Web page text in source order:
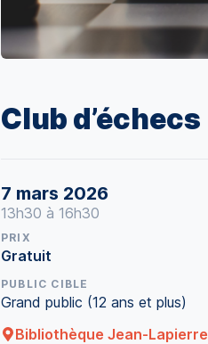
Club d’échecs
7 mars 2026
13h30 à 16h30
PRIX
Gratuit
PUBLIC CIBLE
Grand public (12 ans et plus)
Bibliothèque Jean-Lapierre